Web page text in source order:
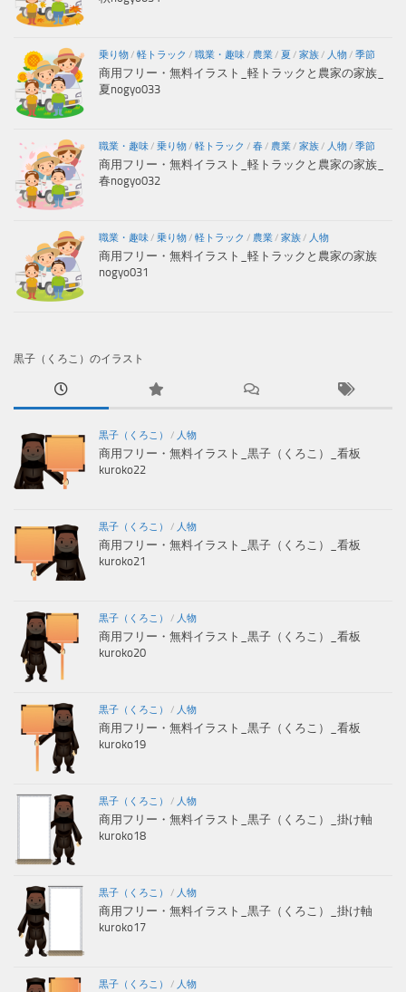
乗り物/ 軽トラック / 職業・趣味/ 農業/ 夏 / 家族/ 人物/ 季節
商用フリー・無料イラスト_軽トラックと農家の家族_
夏nogyo033
職業・趣味/ 乗り物/ 軽トラック / 春/ 農業/ 家族/ 人物/ 季節
商用フリー・無料イラスト_軽トラックと農家の家族_
春nogyo032
職業・趣味/ 乗り物/ 軽トラック / 農業/ 家族/ 人物
商用フリー・無料イラスト_軽トラックと農家の家族
nogyo031
黒子（くろこ）のイラスト
黒子（くろこ） / 人物
商用フリー・無料イラスト_黒子（くろこ）_看板
kuroko22
黒子（くろこ） / 人物
商用フリー・無料イラスト_黒子（くろこ）_看板
kuroko21
黒子（くろこ） / 人物
商用フリー・無料イラスト_黒子（くろこ）_看板
kuroko20
黒子（くろこ） / 人物
商用フリー・無料イラスト_黒子（くろこ）_看板
kuroko19
黒子（くろこ） / 人物
商用フリー・無料イラスト_黒子（くろこ）_掛け軸
kuroko18
黒子（くろこ） / 人物
商用フリー・無料イラスト_黒子（くろこ）_掛け軸
kuroko17
黒子（くろこ） / 人物